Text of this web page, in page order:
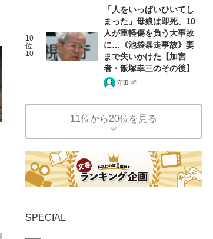
10
位
10
「人をいっぱいひいてし
まった」母娘は即死、10
人が重軽傷を負う大事故
に…《池袋暴走事故》妻
まで失いかけた【加害
者・飯塚幸三のその後】
守田 哲
11位から20位を見る
SPECIAL